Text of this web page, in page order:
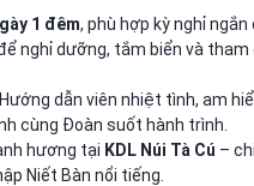
1 đêm, phù hợp kỳ nghỉ ngắn
nghỉ dưỡng, tắm biển và tham
dẫn viên nhiệt tình, am
cùng Đoàn suốt hành trình.
hương tại KDL Núi Tà Cú –
Niết Bàn nổi tiếng.